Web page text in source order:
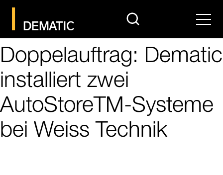
search Menu
Doppelauftrag: Dematic
installiert zwei
AutoStoreTM-Systeme
bei Weiss Technik